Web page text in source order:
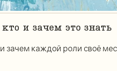
и зачем это знать
зачем каждой роли своё